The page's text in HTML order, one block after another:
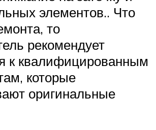
элементов.. Что
то
рекомендует
к квалифицированным
которые
оригинальные